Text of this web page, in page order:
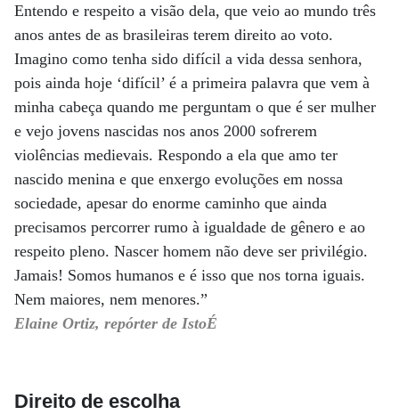
Entendo e respeito a visão dela, que veio ao mundo três
anos antes de as brasileiras terem direito ao voto.
Imagino como tenha sido difícil a vida dessa senhora,
pois ainda hoje ‘difícil’ é a primeira palavra que vem à
minha cabeça quando me perguntam o que é ser mulher
e vejo jovens nascidas nos anos 2000 sofrerem
violências medievais. Respondo a ela que amo ter
nascido menina e que enxergo evoluções em nossa
sociedade, apesar do enorme caminho que ainda
precisamos percorrer rumo à igualdade de gênero e ao
respeito pleno. Nascer homem não deve ser privilégio.
Jamais! Somos humanos e é isso que nos torna iguais.
Nem maiores, nem menores.”
Elaine Ortiz, repórter de IstoÉ
Direito de escolha